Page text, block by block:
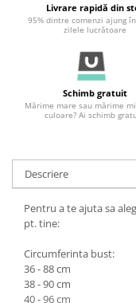
Livrare rapidă din
95% dintre comenzi ajung
zilele lucrătoare
Schimb gratuit
Mărime mare sau mărime
culoare? Ai schimb
Descriere
Pentru a te ajuta sa
pt. tine:
Circumferinta bust:
36 - 88 cm
38 - 90 cm
40 - 96 cm